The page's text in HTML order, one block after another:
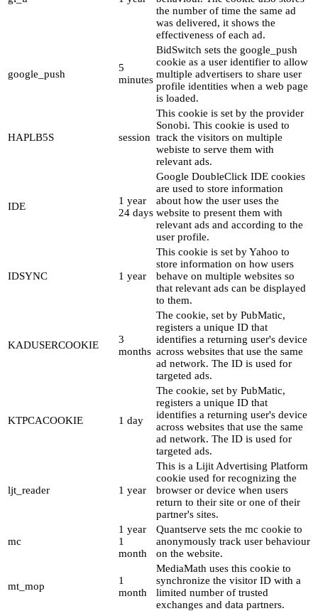
the number of time the same ad
was delivered, it shows the
effectiveness of each ad.
google_push
5
minutes
BidSwitch sets the google_push
cookie as a user identifier to allow
multiple advertisers to share user
profile identities when a web page
is loaded.
HAPLB5S session
This cookie is set by the provider
Sonobi. This cookie is used to
track the visitors on multiple
webiste to serve them with
relevant ads.
IDE
1 year
24 days
Google DoubleClick IDE cookies
are used to store information
about how the user uses the
website to present them with
relevant ads and according to the
user profile.
IDSYNC 1 year
This cookie is set by Yahoo to
store information on how users
behave on multiple websites so
that relevant ads can be displayed
to them.
KADUSERCOOKIE
3
months
The cookie, set by PubMatic,
registers a unique ID that
identifies a returning user's device
across websites that use the same
ad network. The ID is used for
targeted ads.
KTPCACOOKIE 1 day
The cookie, set by PubMatic,
registers a unique ID that
identifies a returning user's device
across websites that use the same
ad network. The ID is used for
targeted ads.
ljt_reader 1 year
This is a Lijit Advertising Platform
cookie used for recognizing the
browser or device when users
return to their site or one of their
partner's sites.
mc
1 year
1
month
Quantserve sets the mc cookie to
anonymously track user behaviour
on the website.
mt_mop
1
month
MediaMath uses this cookie to
synchronize the visitor ID with a
limited number of trusted
exchanges and data partners.